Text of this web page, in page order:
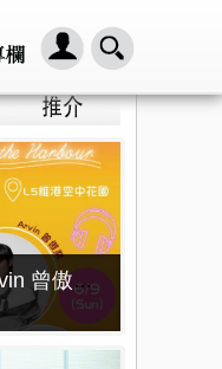
Winka @ COLLAR｜Arvin 曾傲棐｜Dark 黃明德｜表妹 Ｍona 8月29日起登陸L5維港空中花園 | wwwtc mall 首度呈獻「Music Wave By The Harbo